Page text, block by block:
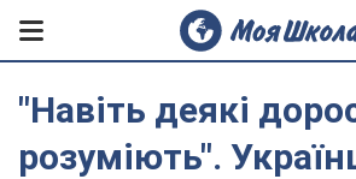
"Навіть деякі
розуміють".